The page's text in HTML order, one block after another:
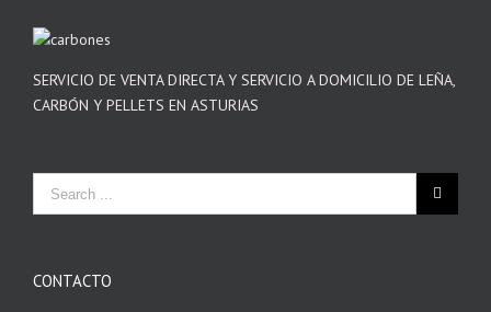
SERVICIO DE VENTA DIRECTA Y SERVICIO A DOMICILIO DE LEÑA,
CARBÓN Y PELLETS EN ASTURIAS
CONTACTO